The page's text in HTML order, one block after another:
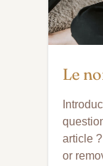
Le
article
or